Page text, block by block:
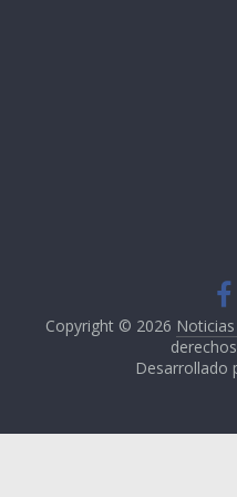
Copyright © 2026
Desarrollado